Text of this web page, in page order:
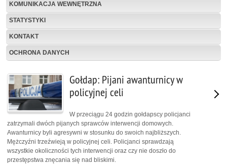
KOMUNIKACJA WEWNĘTRZNA
STATYSTYKI
KONTAKT
OCHRONA DANYCH
Gołdap: Pijani awanturnicy w
policyjnej celi
W przeciągu 24 godzin gołdapscy policjanci
zatrzymali dwóch pijanych sprawców interwencji domowych.
Awanturnicy byli agresywni w stosunku do swoich najbliższych.
Mężczyźni trzeźwieją w policyjnej celi. Policjanci sprawdzają
wszystkie okoliczności tych interwencji oraz czy nie doszło do
przestępstwa znęcania się nad bliskimi.